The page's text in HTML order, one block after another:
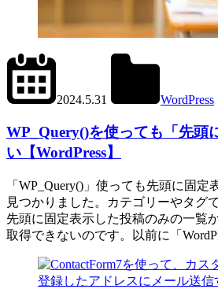
2024.5.31
WordPress
WP_Query()を使っても「先頭
い【WordPress】
「WP_Query()」使っても先頭に固
見つかりました。カテゴリーやタグ
先頭に固定表示した投稿のみの一覧
取得できないのです。以前に「